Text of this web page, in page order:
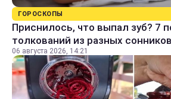
ГОРОСКОПЫ
Приснилось, что выпал зуб? 7
толкований из разных сонников
06 августа 2026, 14:21